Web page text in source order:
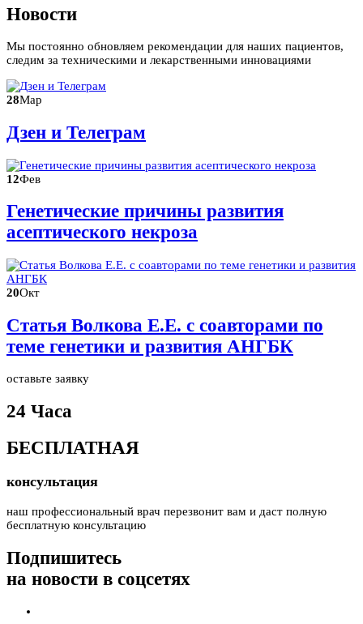
Новости
Мы постоянно обновляем рекомендации для наших пациентов,
следим за техническими и лекарственными инновациями
28Мар
Дзен и Телеграм
12Фев
Генетические причины развития
асептического некроза
20Окт
Статья Волкова Е.Е. с соавторами по
теме генетики и развития АНГБК
оставьте заявку
24 Часа
БЕСПЛАТНАЯ
консультация
наш профессиональный врач перезвонит вам и даст полную
бесплатную консультацию
Подпишитесь
на новости в соцсетях